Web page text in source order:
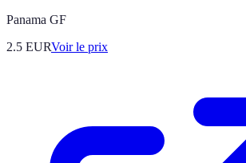
Panama GF
2.5 EURVoir le prix